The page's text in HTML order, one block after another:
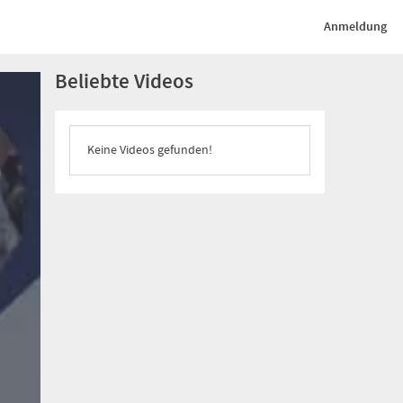
Anmeldung
Beliebte Videos
Keine Videos gefunden!